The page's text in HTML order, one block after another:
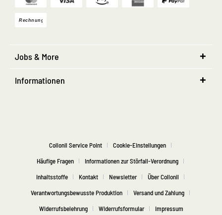
Jobs & More
Informationen
Collonil Service Point
Cookie-Einstellungen
Häufige Fragen
Informationen zur Störfall-Verordnung
Inhaltsstoffe
Kontakt Newsletter
Über Collonil
Verantwortungsbewusste Produktion
Versand und Zahlung
Widerrufsbelehrung
Widerrufsformular Impressum